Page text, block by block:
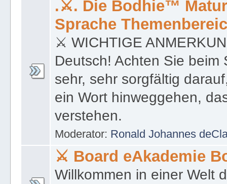
.⚔. Die Bodhie™
Sprache
⚔ WICHTIGE
Deutsch! Achten Sie
sehr, sehr sorgfältig
ein Wort hinweggehen,
verstehen.
Moderator: Ronald Johannes
⚔ Board eAkademie
Willkommen in einer Welt